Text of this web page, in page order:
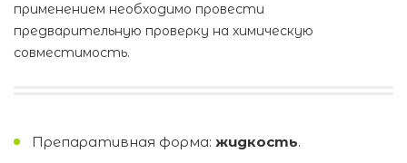
применением необходимо провести
предварительную проверку на химическую
совместимость.
Препаративная форма: жидкость.